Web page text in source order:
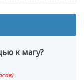
к магу?